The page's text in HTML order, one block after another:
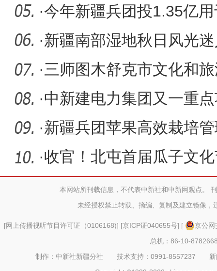
心传
·今年新疆兵团投1.35亿
育学校及
·新疆南部湿地秋日风光
·三师图木舒克市文化和
·中新建电力集团又一重
·新疆兵团苹果高效栽培
团观摩
·收官！北屯首届瓜子文
本网站所刊载信息，不代表中新社和中新网观点。
未经授权禁止转载、摘编、复制及建立镜像，
[网上传播视听节目许可证（0106168)] [京ICP证040655号] [
京公
总机：86-10-
制作：中新社新疆分社 技术支持：0991-8557237